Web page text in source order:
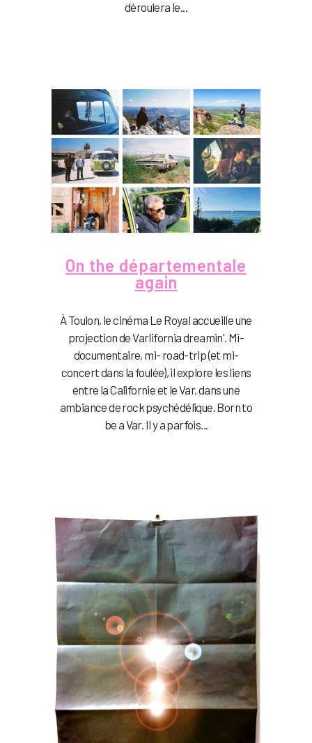
déroulera le...
On the départementale
again
À Toulon, le cinéma Le Royal accueille une
projection de Varlifornia dreamin'. Mi-
documentaire, mi- road-trip (et mi-
concert dans la foulée), il explore les liens
entre la Californie et le Var, dans une
ambiance de rock psychédélique. Born to
be a Var. Il y a parfois...